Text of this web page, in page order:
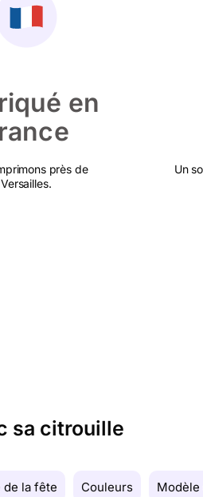
en
près de
Versailles.
Un
sa citrouille
de la fête Couleurs Modèle